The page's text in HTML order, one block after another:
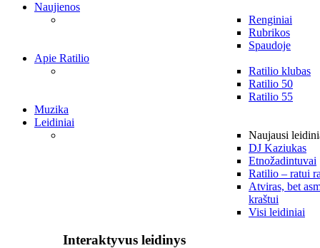
Naujienos
Renginiai
Rubrikos
Spaudoje
Apie Ratilio
Ratilio klubas
Ratilio 50
Ratilio 55
Muzika
Leidiniai
Naujausi
DJ Kaziukas
Etnožadintuvai
Ratilio – ratui
Atviras, bet
kraštui
Visi leidiniai
Interaktyvus leidinys